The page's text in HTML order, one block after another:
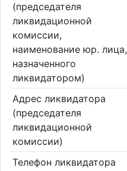
(председателя
ликвидационной
комиссии,
наименование юр. лица,
назначенного
ликвидатором)
Адрес ликвидатора
(председателя
ликвидационной
комиссии)
Телефон ликвидатора